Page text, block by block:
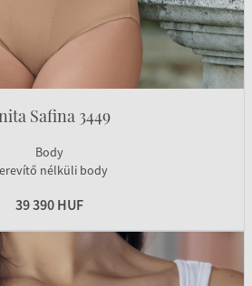
Safina 3449
Body
nélküli body
39 390 HUF